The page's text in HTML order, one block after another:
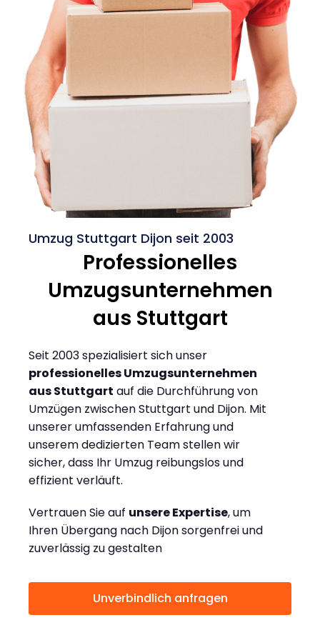
Umzug Stuttgart Dijon seit 2003
Professionelles
Umzugsunternehmen
aus Stuttgart
Seit 2003 spezialisiert sich unser
professionelles Umzugsunternehmen
aus Stuttgart auf die Durchführung von
Umzügen zwischen Stuttgart und Dijon. Mit
unserer umfassenden Erfahrung und
unserem dedizierten Team stellen wir
sicher, dass Ihr Umzug reibungslos und
effizient verläuft.
Vertrauen Sie auf unsere Expertise, um
Ihren Übergang nach Dijon sorgenfrei und
zuverlässig zu gestalten
Unverbindlich anfragen